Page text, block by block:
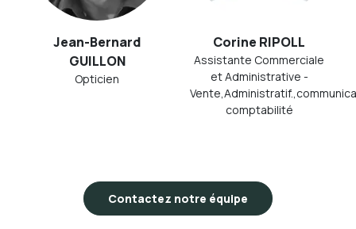
Jean-Bernard
GUILLON
Opticien
Corine RIPOLL
Assistante Commerciale
et Administrative -
comptabilité
Contactez notre équipe